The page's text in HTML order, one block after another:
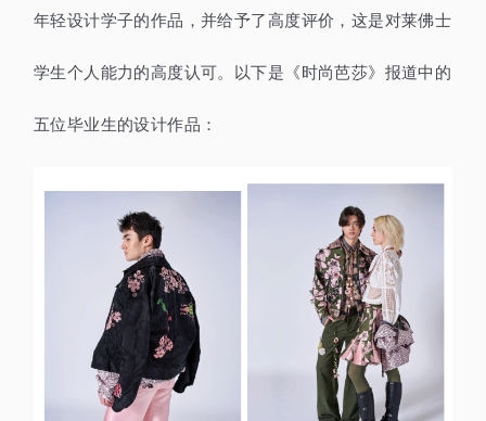
年轻设计学子的作品，并给予了高度评价，这是对莱佛士
学生个人能力的高度认可。以下是《时尚芭莎》报道中的
五位毕业生的设计作品：